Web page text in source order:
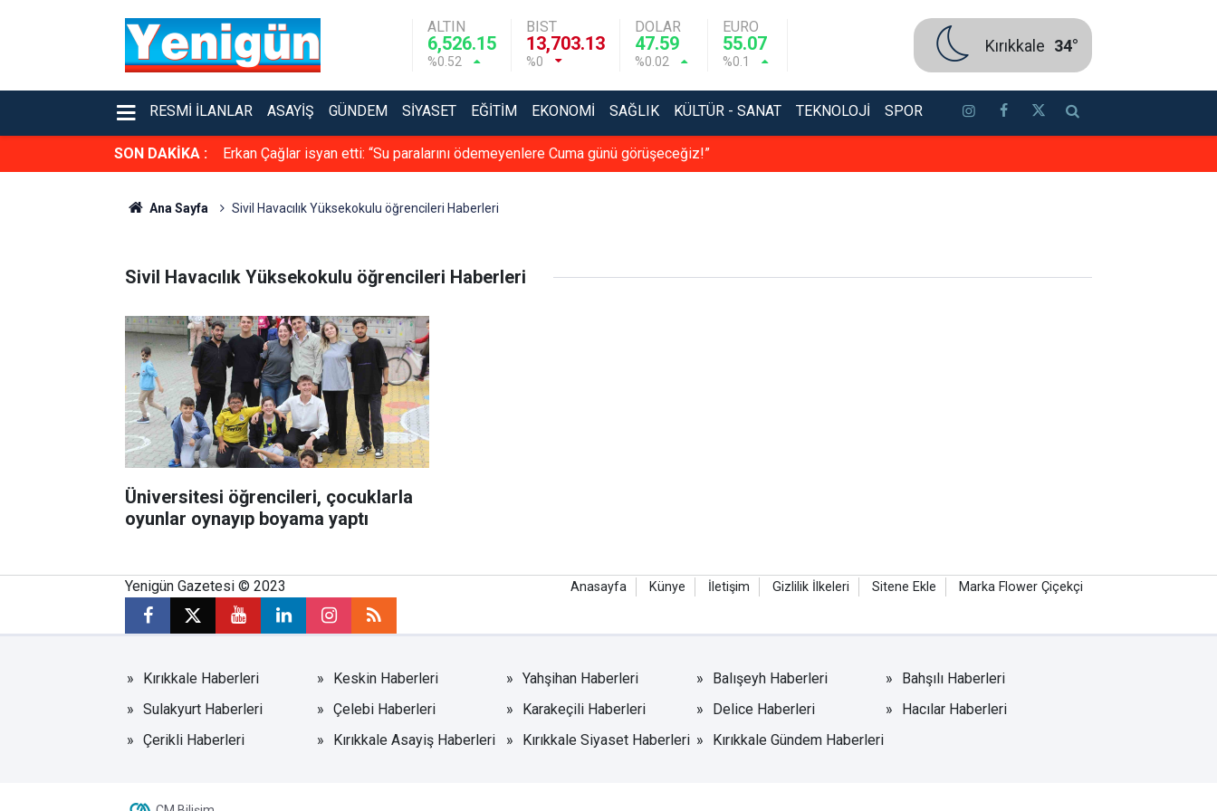
ALTIN
6,526.15
%0.52
BIST
13,703.13
%0
DOLAR
47.59
%0.02
EURO
55.07
%0.1
Kırıkkale 34°
RESMI İLANLAR ASAYIŞ GÜNDEM SIYASET EĞITIM EKONOMI SAĞLIK KÜLTÜR - SANAT TEKNOLOJI SPOR
SON DAKİKA : Erkan Çağlar isyan etti: “Su paralarını ödemeyenlere Cuma günü görüşeceğiz!”
Ana Sayfa Sivil Havacılık Yüksekokulu öğrencileri Haberleri
Sivil Havacılık Yüksekokulu öğrencileri Haberleri
Üniversitesi öğrencileri, çocuklarla
oyunlar oynayıp boyama yaptı
Yenigün Gazetesi © 2023 Anasayfa Künye İletişim Gizlilik İlkeleri Sitene Ekle Marka Flower Çiçekçi
Kırıkkale Haberleri Keskin Haberleri Yahşihan Haberleri Balışeyh Haberleri
Bahşılı Haberleri
Sulakyurt Haberleri
Çelebi Haberleri Karakeçili Haberleri Delice Haberleri
Hacılar Haberleri
Çerikli Haberleri
Kırıkkale Asayiş Haberleri Kırıkkale Siyaset Haberleri Kırıkkale Gündem Haberleri